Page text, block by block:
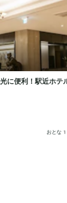
便利！駅近ホテ
おとな